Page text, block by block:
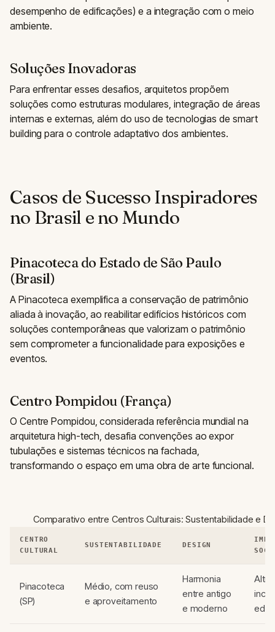
desempenho de edificações) e a integração com o meio
ambiente.
Soluções Inovadoras
Para enfrentar esses desafios, arquitetos propõem
soluções como estruturas modulares, integração de áreas
internas e externas, além do uso de tecnologias de smart
building para o controle adaptativo dos ambientes.
Casos de Sucesso Inspiradores
no Brasil e no Mundo
Pinacoteca do Estado de São Paulo
(Brasil)
A Pinacoteca exemplifica a conservação de patrimônio
aliada à inovação, ao reabilitar edifícios históricos com
soluções contemporâneas que valorizam o patrimônio
sem comprometer a funcionalidade para exposições e
eventos.
Centro Pompidou (França)
O Centre Pompidou, considerada referência mundial na
arquitetura high-tech, desafia convenções ao expor
tubulações e sistemas técnicos na fachada,
transformando o espaço em uma obra de arte funcional.
Comparativo entre Centros Culturais: Sustentabilidade e
CENTRO
CULTURAL
SUSTENTABILIDADE DESIGN
Pinacoteca
(SP)
Médio, com reuso
e aproveitamento
Harmonia
entre antigo
e moderno